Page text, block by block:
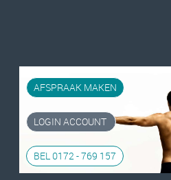
AFSPRAAK MAKEN
LOGIN ACCOUNT
BEL 0172 - 769 157